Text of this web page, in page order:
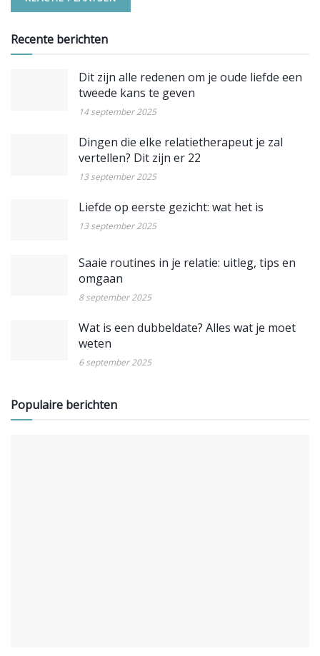
Recente berichten
Dit zijn alle redenen om je oude liefde een
tweede kans te geven
14 september 2025
Dingen die elke relatietherapeut je zal
vertellen? Dit zijn er 22
13 september 2025
Liefde op eerste gezicht: wat het is
13 september 2025
Saaie routines in je relatie: uitleg, tips en
omgaan
8 september 2025
Wat is een dubbeldate? Alles wat je moet
weten
6 september 2025
Populaire berichten